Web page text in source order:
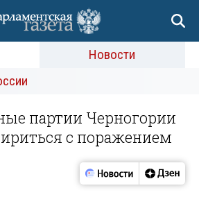
Новости
партии Черногории
с поражением